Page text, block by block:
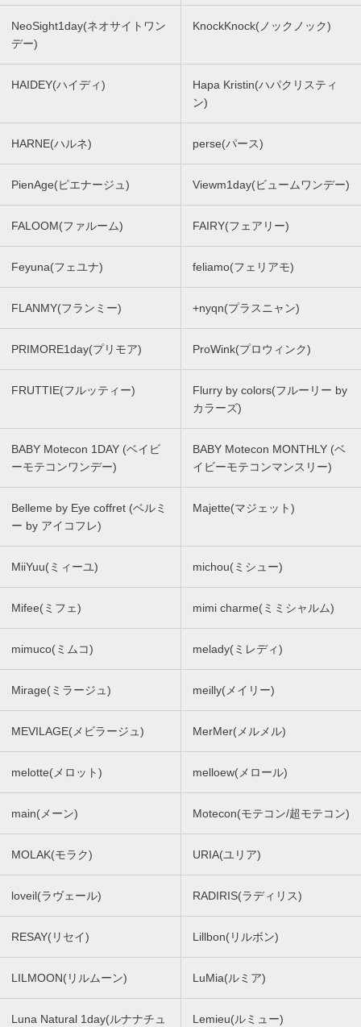
NeoSight1day(ネオサイトワン
デー)
KnockKnock(ノックノック)
HAIDEY(ハイディ)
Hapa Kristin(ハパクリスティ
ン)
HARNE(ハルネ) perse(パース)
PienAge(ピエナージュ) Viewm1day(ビュームワンデー)
FALOOM(ファルーム) FAIRY(フェアリー)
Feyuna(フェユナ) feliamo(フェリアモ)
FLANMY(フランミー) +nyqn(プラスニャン)
PRIMORE1day(プリモア) ProWink(プロウィンク)
FRUTTIE(フルッティー)
Flurry by colors(フルーリー by
カラーズ)
BABY Motecon 1DAY (ベイビ
ーモテコンワンデー)
BABY Motecon MONTHLY (ベ
イビーモテコンマンスリー)
Belleme by Eye coffret (ベルミ
ー by アイコフレ)
Majette(マジェット)
MiiYuu(ミィーユ) michou(ミシュー)
Mifee(ミフェ) mimi charme(ミミシャルム)
mimuco(ミムコ) melady(ミレディ)
Mirage(ミラージュ) meilly(メイリー)
MEVILAGE(メビラージュ) MerMer(メルメル)
melotte(メロット) melloew(メロール)
main(メーン) Motecon(モテコン/超モテコン)
MOLAK(モラク) URIA(ユリア)
loveil(ラヴェール) RADIRIS(ラディリス)
RESAY(リセイ) Lillbon(リルボン)
LILMOON(リルムーン) LuMia(ルミア)
Luna Natural 1day(ルナナチュ
Lemieu(ルミュー)